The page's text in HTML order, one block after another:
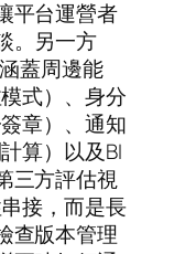
平台運營者
。另一方
蓋周邊能
式）、身分
章）、通知
算）以及BI
三方評估視
接，而是長
查版本管理